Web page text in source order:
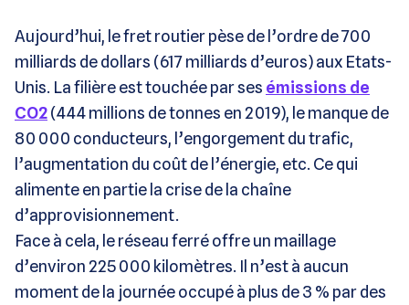
Aujourd’hui, le fret routier pèse de l’ordre de 700
milliards de dollars (617 milliards d’euros) aux Etats-
Unis. La filière est touchée par ses émissions de
CO2(444 millions de tonnes en 2019), le manque de
80 000 conducteurs, l’engorgement du trafic,
l’augmentation du coût de l’énergie, etc. Ce qui
alimente en partie la crise de la chaîne
d’approvisionnement.
Face à cela, le réseau ferré offre un maillage
d’environ 225 000 kilomètres. Il n’est à aucun
moment de la journée occupé à plus de 3 % par des